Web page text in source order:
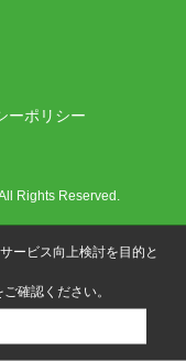
ーポリシー
Rights Reserved.
ービス向上検討を目的と
ご確認ください。